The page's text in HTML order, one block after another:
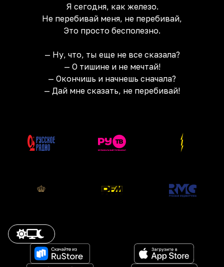
Я сегодня, как железо.
Не перебивай меня, не перебивай,
Это просто бесполезно.
— Ну, что, ты еще не все сказала?
— О тишине и не мечтай!
— Окончишь и начнешь сначала?
— Дай мне сказать, не перебивай!